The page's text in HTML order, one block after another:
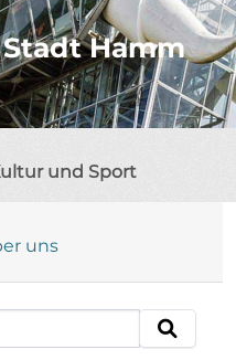
Hamm
und Sport
uns